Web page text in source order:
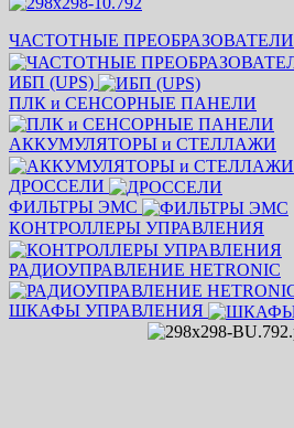
ЧАСТОТНЫЕ ПРЕОБРАЗОВАТЕЛИ
ИБП (UPS)
ПЛК и СЕНСОРНЫЕ ПАНЕЛИ
АККУМУЛЯТОРЫ и СТЕЛЛАЖИ
ДРОССЕЛИ
ФИЛЬТРЫ ЭМС
КОНТРОЛЛЕРЫ УПРАВЛЕНИЯ
РАДИОУПРАВЛЕНИЕ HETRONIC
ШКАФЫ УПРАВЛЕНИЯ